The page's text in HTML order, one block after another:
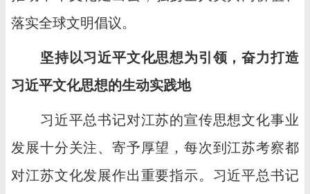
落实全球文明倡议。
坚持以习近平文化思想为引领，奋力打造
习近平文化思想的生动实践地
习近平总书记对江苏的宣传思想文化事业
发展十分关注、寄予厚望，每次到江苏考察都
对江苏文化发展作出重要指示。习近平总书记